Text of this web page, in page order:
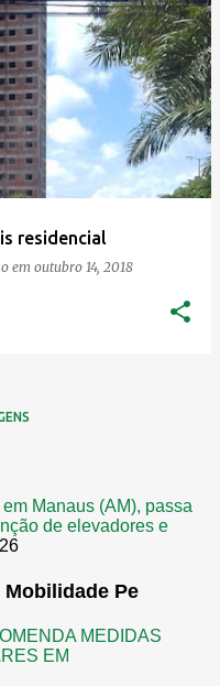
residencial
em outubro 14, 2018
Manaus (AM), passa
de elevadores e
Pe
MEDIDAS
EM